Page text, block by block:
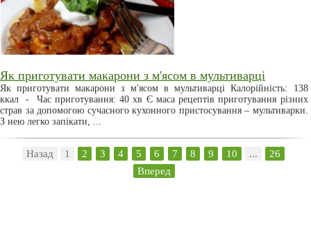
Як приготувати макарони з м'ясом в мультиварці
Як приготувати макарони з м'ясом в мультиварці Калорійність: 138
ккал - Час приготування: 40 хв Є маса рецептів приготування різних
страв за допомогою сучасного кухонного пристосування – мультиварки.
З нею легко запікати, ...
Назад 1 2 3 4 5 6 7 8 9 10 ...
26
Вперед